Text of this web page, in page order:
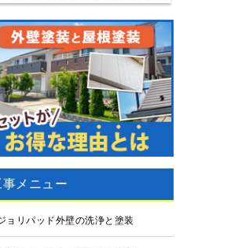
事メニュー
ョリパッド外壁の洗浄と塗装